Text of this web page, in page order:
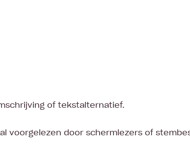
of tekstalternatief.
voorgelezen door schermlezers of